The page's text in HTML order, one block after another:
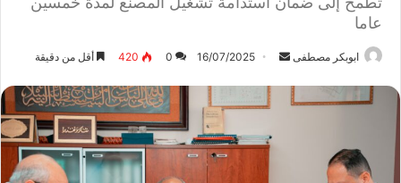
عاما
ابوبكر مصطفى 16/07/2025
0
420 أقل من دقيقة